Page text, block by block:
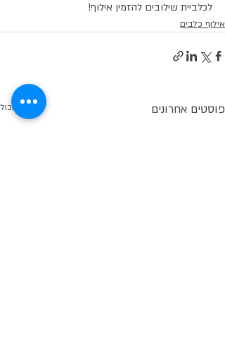
לכלביית שילובים להזמין אילוף!
אילוף כלבים
פוסטים אחרונים הצג הכול